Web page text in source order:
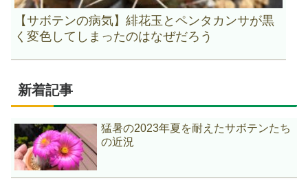
【サボテンの病気】緋花玉とペンタカンサが黒
く変色してしまったのはなぜだろう
新着記事
猛暑の2023年夏を耐えたサボテンたち
の近況